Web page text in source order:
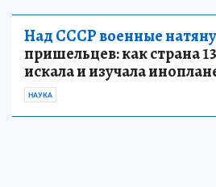
Над СССР военные
пришельцев: как страна
искала и изучала
НАУКА